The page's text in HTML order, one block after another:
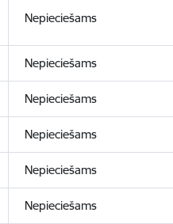
Nepieciešams
Nepieciešams
Nepieciešams
Nepieciešams
Nepieciešams
Nepieciešams